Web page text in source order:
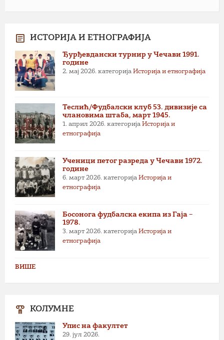
ИСТОРИЈА И ЕТНОГРАФИЈА
Ђурђевдански турнир у Чечави 1991.
године
2. мај 2026. категорија Историја и етнографија
Теслић/Фудбалски клуб 53. дивизије са
члановима штаба, март 1945.
1. април 2026. категорија Историја и
етнографија
Ученици петог разреда у Чечави 1972.
године
6. март 2026. категорија Историја и
етнографија
Босонога фудбалска екипа из Гаја –
1978.
3. март 2026. категорија Историја и
етнографија
ВИШЕ
КОЛУМНЕ
Упис на факултет
29. јул 2026.